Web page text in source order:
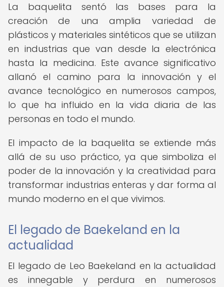
La baquelita sentó las bases para la
creación de una amplia variedad de
plásticos y materiales sintéticos que se utilizan
en industrias que van desde la electrónica
hasta la medicina. Este avance significativo
allanó el camino para la innovación y el
avance tecnológico en numerosos campos,
lo que ha influido en la vida diaria de las
personas en todo el mundo.
El impacto de la baquelita se extiende más
allá de su uso práctico, ya que simboliza el
poder de la innovación y la creatividad para
transformar industrias enteras y dar forma al
mundo moderno en el que vivimos.
El legado de Baekeland en la
actualidad
El legado de Leo Baekeland en la actualidad
es innegable y perdura en numerosos